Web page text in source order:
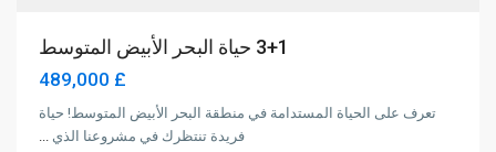
3+1 حياة البحر الأبيض المتوسط
£ 489,000
تعرف على الحياة المستدامة في منطقة البحر الأبيض المتوسط! حياة
فريدة تنتظرك في مشروعنا الذي ...